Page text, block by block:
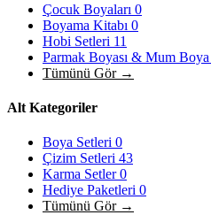
Çocuk Boyaları 0
Boyama Kitabı 0
Hobi Setleri 11
Parmak Boyası & Mum Boya
Tümünü Gör →
Alt Kategoriler
Boya Setleri 0
Çizim Setleri 43
Karma Setler0
Hediye Paketleri 0
Tümünü Gör →